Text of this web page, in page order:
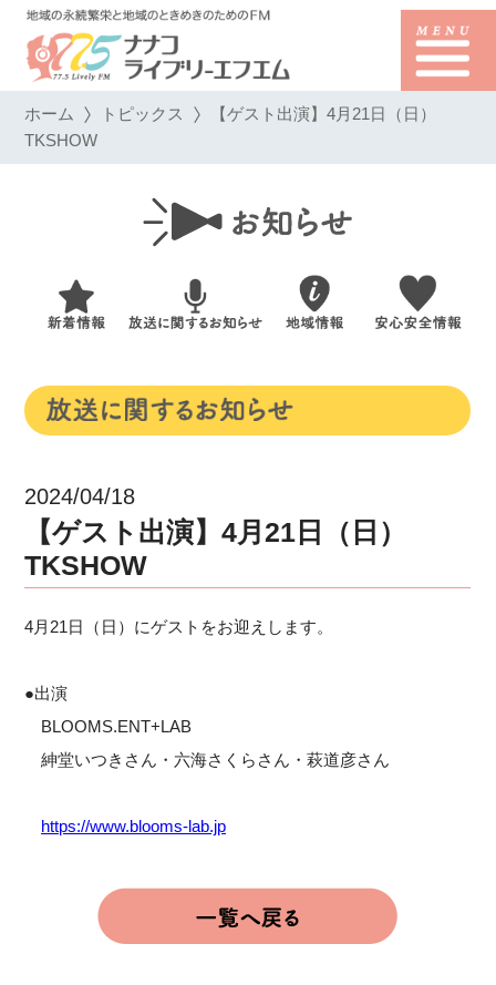
ホーム トピックス 【ゲスト出演】4月21日（日）
TKSHOW
2024/04/18
【ゲスト出演】4月21日（日）
TKSHOW
4月21日（日）にゲストをお迎えします。
●出演
BLOOMS.ENT+LAB
紳堂いつきさん・六海さくらさん・萩道彦さん
https://www.blooms-lab.jp